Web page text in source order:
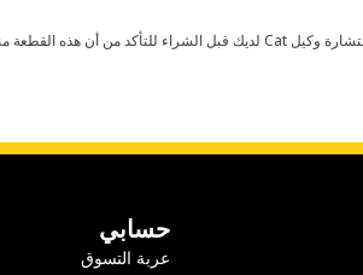
حسابي
عربة التسوق